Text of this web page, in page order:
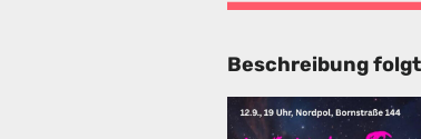
Beschreibung folgt